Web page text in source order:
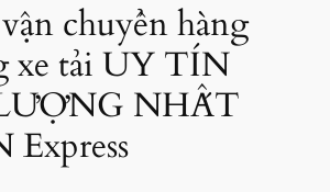
chuyển hàng
xe tải UY TÍN
NHẤT
Express